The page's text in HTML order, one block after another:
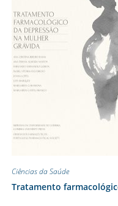
Ciências da Saúde
Tratamento